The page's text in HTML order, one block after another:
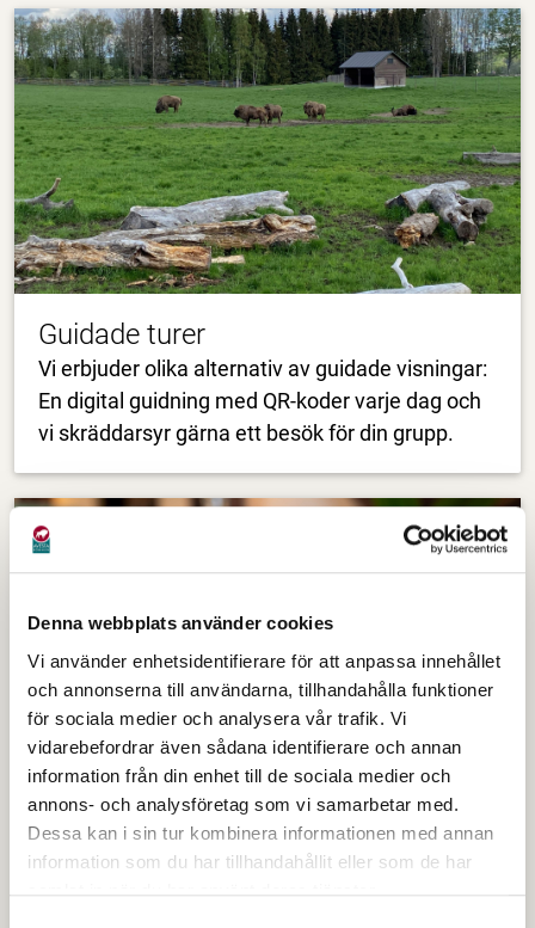
Denna webbplats använder cookies
Vi använder enhetsidentifierare för att anpassa innehållet
och annonserna till användarna, tillhandahålla funktioner
för sociala medier och analysera vår trafik. Vi
vidarebefordrar även sådana identifierare och annan
information från din enhet till de sociala medier och
annons- och analysföretag som vi samarbetar med.
Dessa kan i sin tur kombinera informationen med annan
information som du har tillhandahållit eller som de har
Guidade turer
Vi erbjuder olika alternativ av guidade visningar:
En digital guidning med QR-koder varje dag och
vi skräddarsyr gärna ett besök för din grupp.
Ladugårdsfiket
I vårt mysiga ladugårdsfik kan du njuta av en